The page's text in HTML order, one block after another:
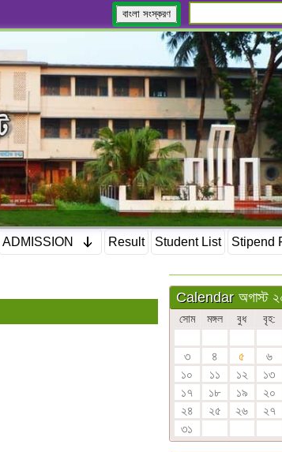
বাংলা সংস্করণ
ADMISSION Result Student List Stipend
Calendar অগাস্ট
সোম মঙ্গল বুধ বৃহ:
৩
৪ ৫ ৬
১০
১১ ১২ ১৩
১৭
১৮ ১৯ ২০
২৪
২৫ ২৬ ২৭
৩১